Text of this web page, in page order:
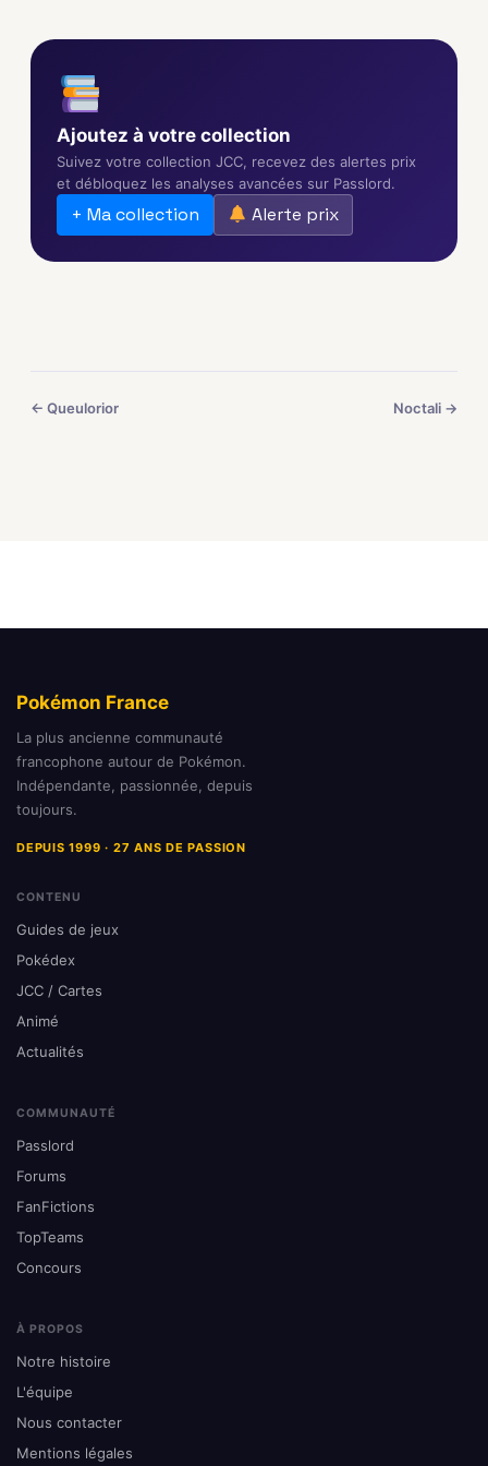
Ajoutez à votre collection
Suivez votre collection JCC, recevez des alertes prix
et débloquez les analyses avancées sur Passlord.
+ Ma collection Alerte prix
← Queulorior Noctali →
Pokémon France
La plus ancienne communauté
francophone autour de Pokémon.
Indépendante, passionnée, depuis
toujours.
DEPUIS 1999 · 27 ANS DE PASSION
CONTENU
Guides de jeux
Pokédex
JCC / Cartes
Animé
Actualités
COMMUNAUTÉ
Passlord
Forums
FanFictions
TopTeams
Concours
À PROPOS
Notre histoire
L'équipe
Nous contacter
Mentions légales